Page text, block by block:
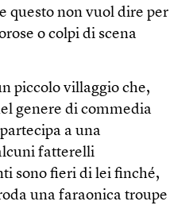
questo non vuol dire per
o colpi di scena
piccolo villaggio che,
genere di commedia
a una
fatterelli
sono fieri di lei finché,
una faraonica troupe